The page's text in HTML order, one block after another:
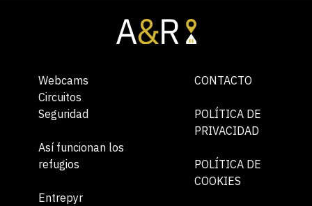
Webcams
Circuitos
Seguridad
Así funcionan los
refugios
Entrepyr
CONTACTO
POLÍTICA DE
PRIVACIDAD
POLÍTICA DE
COOKIES